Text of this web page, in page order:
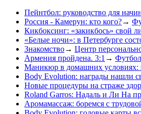
Пейнтбол: руководство для
Россия - Камерун: кто кого?→
Кикбоксинг: «закикбось» свой
«Белые ночи»: в Петербурге
Знакомство→ Центр
Армения пройдена. 3:1 → Футбол
Маникюр в домашних условиях:
Body Evolution: награды нашли
Новые процедуры на страже
Roland Garros: Надаль и Ли На
Аромамассаж: боремся с